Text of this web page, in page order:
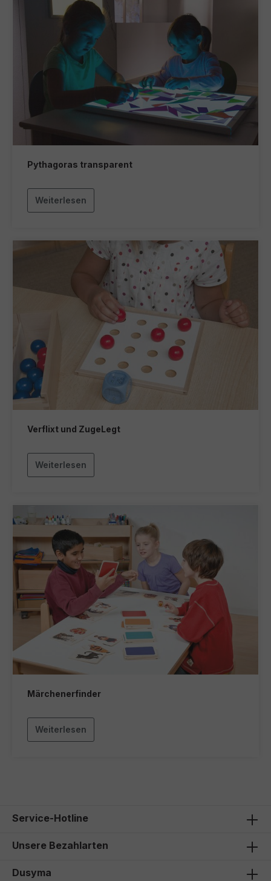
Pythagoras transparent
Weiterlesen
Verflixt und ZugeLegt
Weiterlesen
Märchenerfinder
Weiterlesen
Service-Hotline
Unsere Bezahlarten
Dusyma